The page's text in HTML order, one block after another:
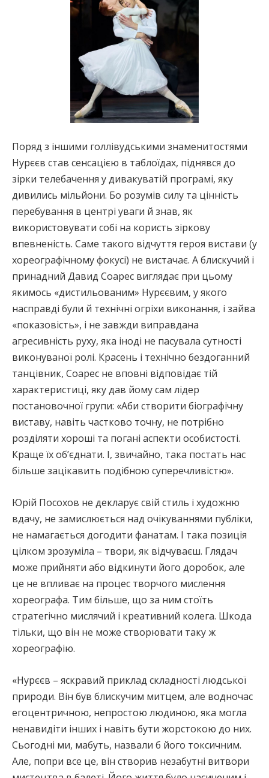
Поряд з іншими голлівудськими знаменитостями
Нурєєв став сенсацією в таблоїдах, піднявся до
зірки телебачення у дивакуватій програмі, яку
дивились мільйони. Бо розумів силу та цінність
перебування в центрі уваги й знав, як
використовувати собі на користь зіркову
впевненість. Саме такого відчуття героя вистави (у
хореографічному фокусі) не вистачає. А блискучий і
принадний Давид Соарес виглядає при цьому
якимось «дистильованим» Нурєєвим, у якого
насправді були й технічні огріхи виконання, і зайва
«показовість», і не завжди виправдана
агресивність руху, яка іноді не пасувала сутності
виконуваної ролі. Красень і технічно бездоганний
танцівник, Соарес не вповні відповідає тій
характеристиці, яку дав йому сам лідер
постановочної групи: «Аби створити біографічну
виставу, навіть частково точну, не потрібно
розділяти хороші та погані аспекти особистості.
Краще їх об’єднати. І, звичайно, така постать нас
більше зацікавить подібною суперечливістю».
Юрій Посохов не декларує свій стиль і художню
вдачу, не замислюється над очікуваннями публіки,
не намагається догодити фанатам. І така позиція
цілком зрозуміла – твори, як відчуваєш. Глядач
може прийняти або відкинути його доробок, але
це не впливає на процес творчого мислення
хореографа. Тим більше, що за ним стоїть
стратегічно мислячий і креативний колега. Шкода
тільки, що він не може створювати таку ж
хореографію.
«Нурєєв – яскравий приклад складності людської
природи. Він був блискучим митцем, але водночас
егоцентричною, непростою людиною, яка могла
ненавидіти інших і навіть бути жорстокою до них.
Сьогодні ми, мабуть, назвали б його токсичним.
Але, попри все це, він створив незабутні витвори